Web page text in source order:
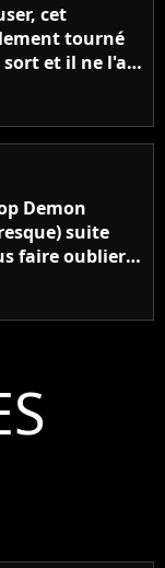
cet
tourné
et il ne l'a
"J'ai
Demon
suite
faire oublier